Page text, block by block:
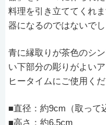
料理を引き立ててくれ
器になるのではないでし
青に縁取りが茶色のシ
い下部分の彫りがよい
ヒータイムにご使用くだ
■直径：約9cm（取って
■高さ：約6.5cm